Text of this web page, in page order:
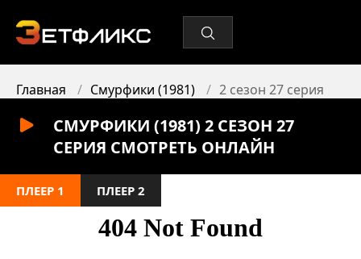
Главная Смурфики (1981) 2 сезон 27 серия
СМУРФИКИ (1981) 2 СЕЗОН 27
СЕРИЯ СМОТРЕТЬ ОНЛАЙН
ПЛЕЕР 1 ПЛЕЕР 2